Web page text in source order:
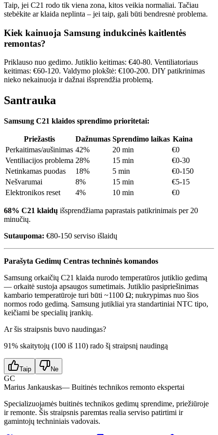
Taip, jei C21 rodo tik viena zona, kitos veikia normaliai. Tačiau
stebėkite ar klaida neplinta – jei taip, gali būti bendresnė problema.
Kiek kainuoja Samsung indukcinės kaitlentės
remontas?
Priklauso nuo gedimo. Jutiklio keitimas: €40-80. Ventiliatoriaus
keitimas: €60-120. Valdymo plokštė: €100-200. DIY patikrinimas
nieko nekainuoja ir dažnai išsprendžia problemą.
Santrauka
Samsung C21 klaidos sprendimo prioritetai:
Priežastis Dažnumas Sprendimo laikas Kaina
Perkaitimas/aušinimas 42% 20 min
€0
Ventiliacijos problema 28% 15 min
€0-30
Netinkamas puodas
18% 5 min
€0-150
Nešvarumai
8% 15 min
€5-15
Elektronikos reset
4% 10 min €0
68% C21 klaidų išsprendžiama paprastais patikrinimais per 20
minučių.
Sutaupoma: €80-150 serviso išlaidų
Parašyta Gedimų Centras techninės komandos
Samsung orkaičių C21 klaida nurodo temperatūros jutiklio gedimą
— orkaitė sustoja apsaugos sumetimais. Jutiklio pasipriešinimas
kambario temperatūroje turi būti ~1100 Ω; nukrypimas nuo šios
normos rodo gedimą. Samsung jutikliai yra standartiniai NTC tipo,
keičiami be specialių įrankių.
Ar šis straipsnis buvo naudingas?
91% skaitytojų (100 iš 110) rado šį straipsnį naudingą
Taip Ne
GC
Marius Jankauskas— Buitinės technikos remonto ekspertai
Specializuojamės buitinės technikos gedimų sprendime, priežiūroje
ir remonte. Šis straipsnis paremtas realia serviso patirtimi ir
gamintojų techniniais vadovais.